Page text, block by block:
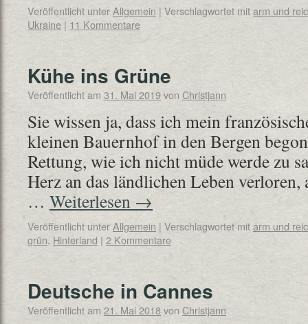
Veröffentlicht unterAllgemein | Verschlagwortet mitarm und
Ukraine | 11 Kommentare
Kühe ins Grüne
Veröffentlicht am 31. Mai 2019von Christjann
Sie wissen ja, dass ich mein
kleinen Bauernhof in den Bergen
Rettung, wie ich nicht müde werde zu
Herz an das ländlichen Leben
… Weiterlesen →
Veröffentlicht unterAllgemein | Verschlagwortet mitarm und
grün, Hinterland | 2 Kommentare
Deutsche in Cannes
Veröffentlicht am 21. Mai 2018von Christjann